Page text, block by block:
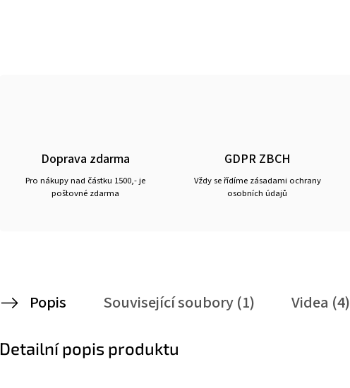
Doprava zdarma
Pro nákupy nad částku 1500,- je
poštovné zdarma
GDPR ZBCH
Vždy se řídíme zásadami ochrany
osobních údajů
Popis Související soubory (1) Videa (4)
Detailní popis produktu